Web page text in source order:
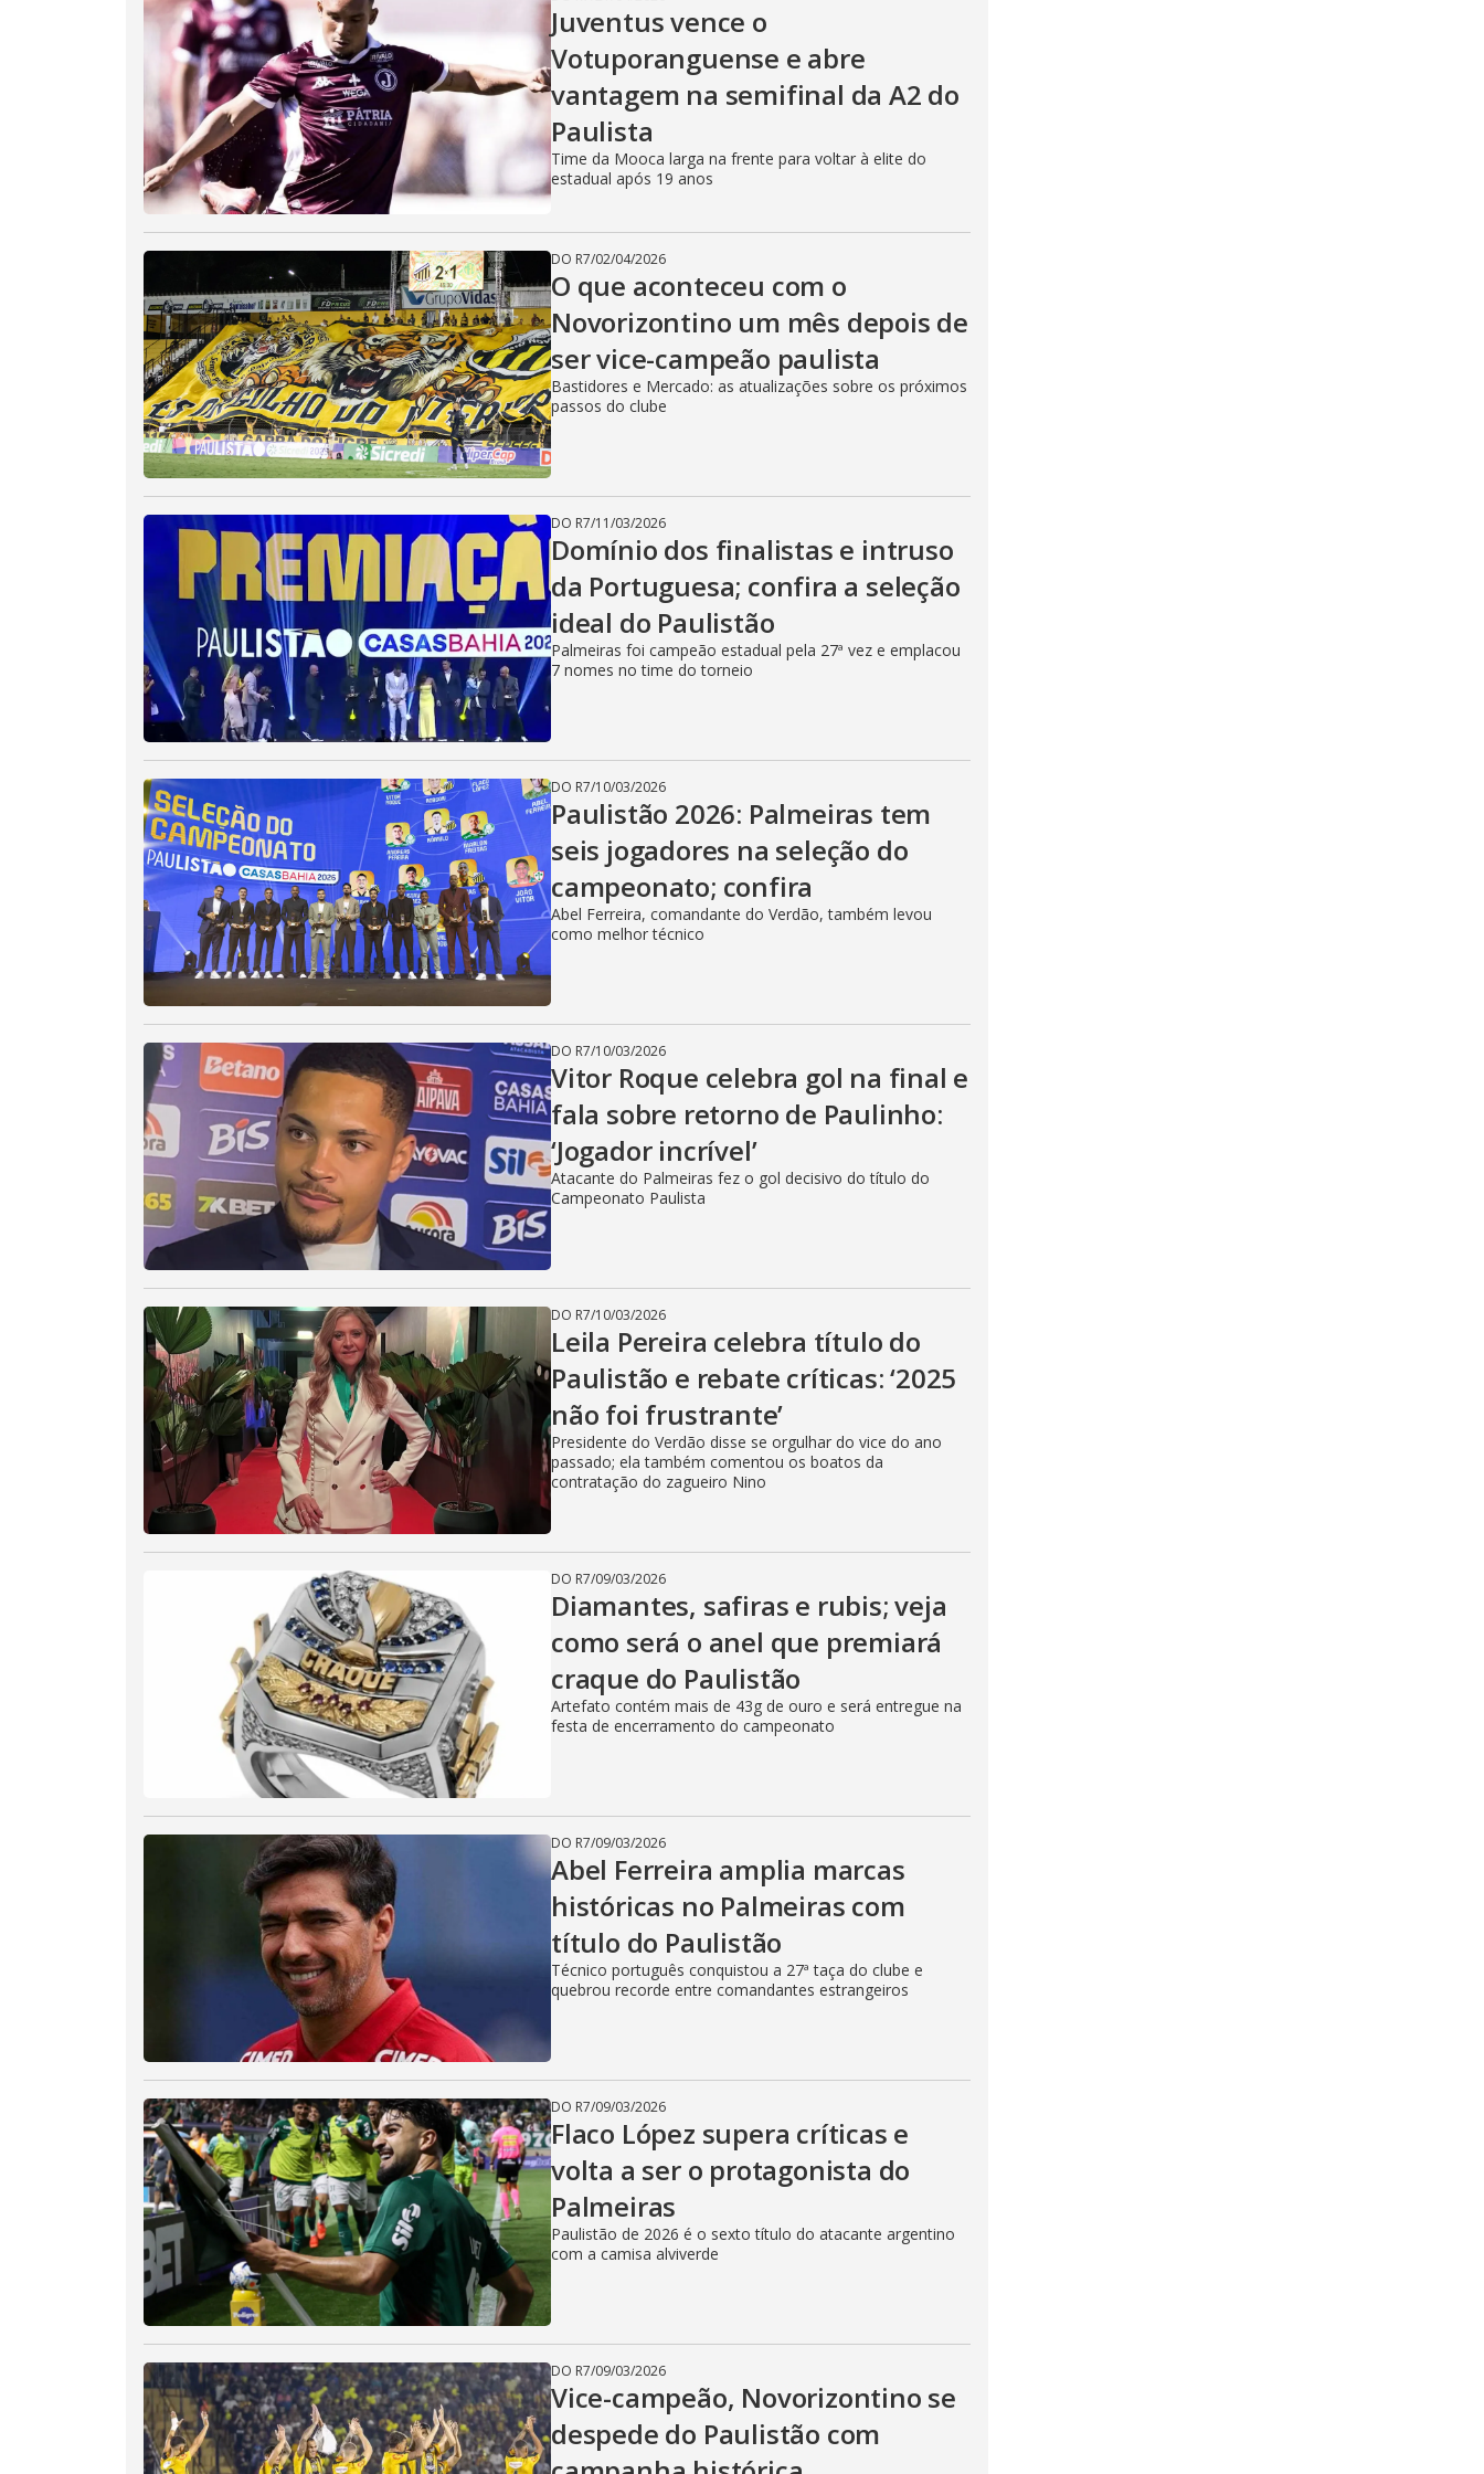
i
d
e
o
Juventus vence o
Votuporanguense e abre
vantagem na semifinal da A2 do
Paulista
Time da Mooca larga na frente para voltar à elite do
estadual após 19 anos
DO R7/02/04/2026
O que aconteceu com o
Novorizontino um mês depois de
ser vice-campeão paulista
Bastidores e Mercado: as atualizações sobre os próximos
passos do clube
DO R7/11/03/2026
Domínio dos finalistas e intruso
da Portuguesa; confira a seleção
ideal do Paulistão
Palmeiras foi campeão estadual pela 27ª vez e emplacou
7 nomes no time do torneio
DO R7/10/03/2026
Paulistão 2026: Palmeiras tem
seis jogadores na seleção do
campeonato; confira
Abel Ferreira, comandante do Verdão, também levou
como melhor técnico
DO R7/10/03/2026
Vitor Roque celebra gol na final e
fala sobre retorno de Paulinho:
‘Jogador incrível’
Atacante do Palmeiras fez o gol decisivo do título do
Campeonato Paulista
DO R7/10/03/2026
Leila Pereira celebra título do
Paulistão e rebate críticas: ‘2025
não foi frustrante’
Presidente do Verdão disse se orgulhar do vice do ano
passado; ela também comentou os boatos da
contratação do zagueiro Nino
DO R7/09/03/2026
Diamantes, safiras e rubis; veja
como será o anel que premiará
craque do Paulistão
Artefato contém mais de 43g de ouro e será entregue na
festa de encerramento do campeonato
DO R7/09/03/2026
Abel Ferreira amplia marcas
históricas no Palmeiras com
título do Paulistão
Técnico português conquistou a 27ª taça do clube e
quebrou recorde entre comandantes estrangeiros
DO R7/09/03/2026
Flaco López supera críticas e
volta a ser o protagonista do
Palmeiras
Paulistão de 2026 é o sexto título do atacante argentino
com a camisa alviverde
DO R7/09/03/2026
Vice-campeão, Novorizontino se
despede do Paulistão com